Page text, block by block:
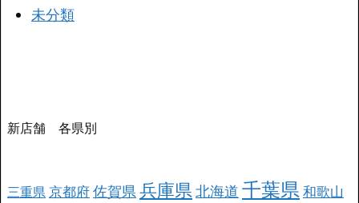
未分類
新店舗 各県別
三重県京都府佐賀県 兵庫県北海道 千葉県 和歌山